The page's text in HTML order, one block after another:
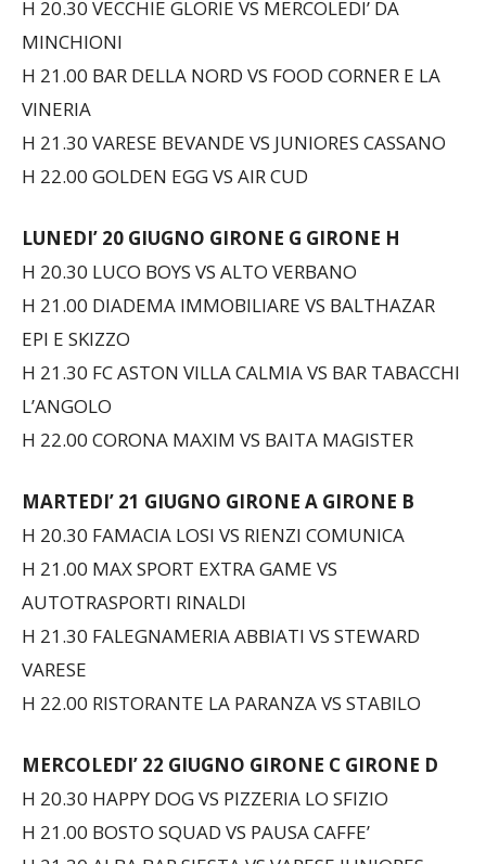
H 20.30 VECCHIE GLORIE VS MERCOLEDI’ DA
MINCHIONI
H 21.00 BAR DELLA NORD VS FOOD CORNER E LA
VINERIA
H 21.30 VARESE BEVANDE VS JUNIORES CASSANO
H 22.00 GOLDEN EGG VS AIR CUD
LUNEDI’ 20 GIUGNO GIRONE G GIRONE H
H 20.30 LUCO BOYS VS ALTO VERBANO
H 21.00 DIADEMA IMMOBILIARE VS BALTHAZAR
EPI E SKIZZO
H 21.30 FC ASTON VILLA CALMIA VS BAR TABACCHI
L’ANGOLO
H 22.00 CORONA MAXIM VS BAITA MAGISTER
MARTEDI’ 21 GIUGNO GIRONE A GIRONE B
H 20.30 FAMACIA LOSI VS RIENZI COMUNICA
H 21.00 MAX SPORT EXTRA GAME VS
AUTOTRASPORTI RINALDI
H 21.30 FALEGNAMERIA ABBIATI VS STEWARD
VARESE
H 22.00 RISTORANTE LA PARANZA VS STABILO
MERCOLEDI’ 22 GIUGNO GIRONE C GIRONE D
H 20.30 HAPPY DOG VS PIZZERIA LO SFIZIO
H 21.00 BOSTO SQUAD VS PAUSA CAFFE’